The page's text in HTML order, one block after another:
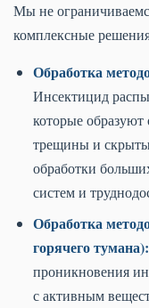
Мы не
комплексные
Обработка
Инсектицид
которые
трещины и
обработки
систем и
Обработка
горячего тумана):
проникновения
с активным